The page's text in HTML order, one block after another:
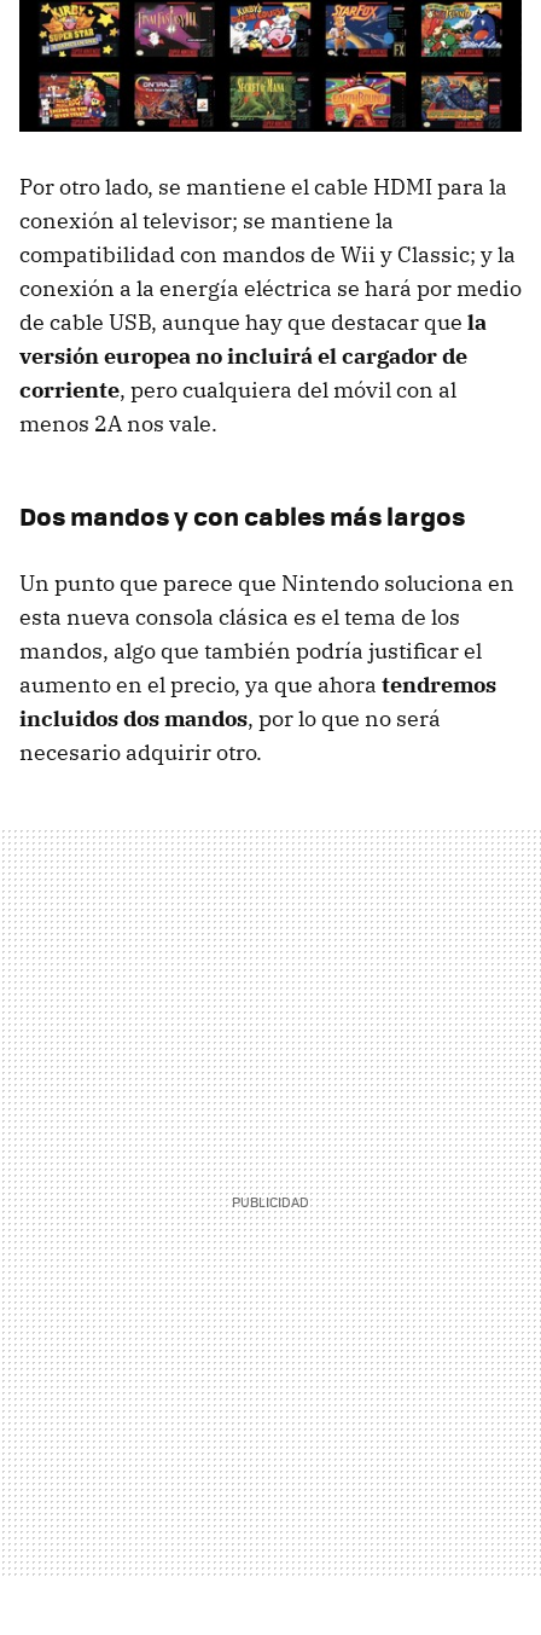
Por otro lado, se mantiene el cable HDMI para la
conexión al televisor; se mantiene la
compatibilidad con mandos de Wii y Classic; y la
conexión a la energía eléctrica se hará por medio
de cable USB, aunque hay que destacar que la
versión europea no incluirá el cargador de
corriente, pero cualquiera del móvil con al
menos 2A nos vale.
Dos mandos y con cables más largos
Un punto que parece que Nintendo soluciona en
esta nueva consola clásica es el tema de los
mandos, algo que también podría justificar el
aumento en el precio, ya que ahora tendremos
incluidos dos mandos, por lo que no será
necesario adquirir otro.